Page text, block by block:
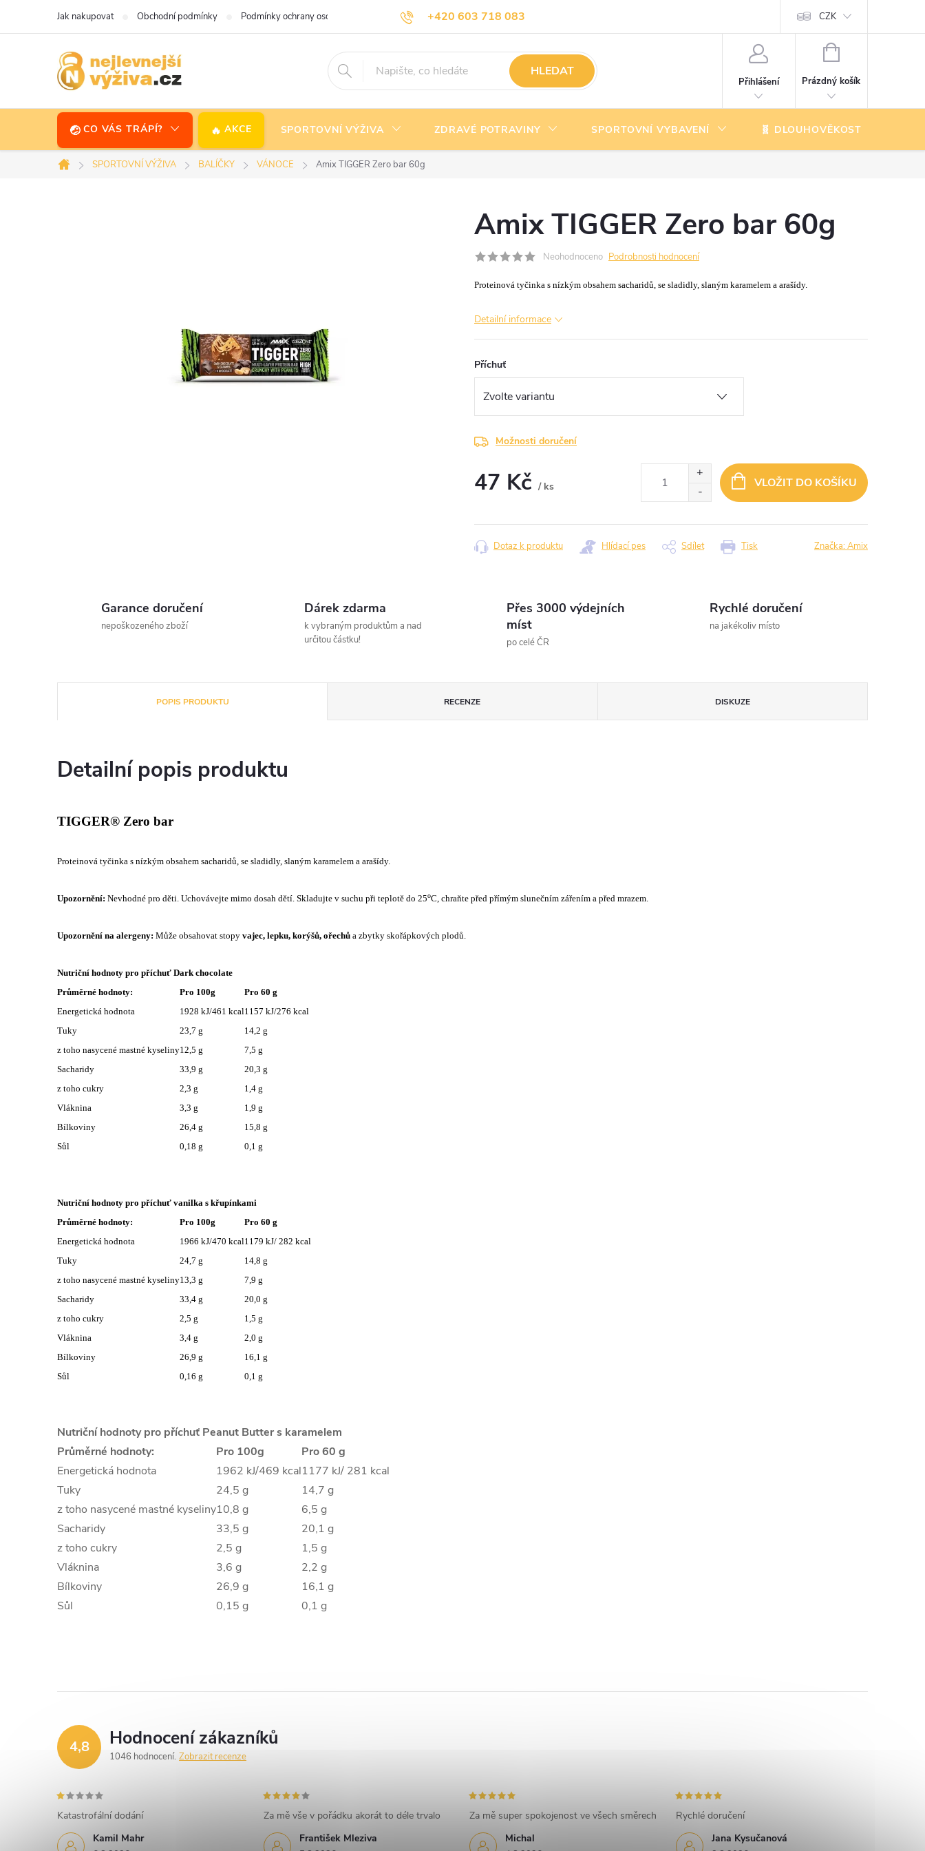
+420 603 718 083
info@nejlevnejsivyziva.cz
Jak nakupovat Obchodní podmínky Podmínky ochrany osobních údajů Doprava a platba Kontakty CZK
HLEDAT
Přihlášení
NÁKUPNÍ
Prázdný košík
CO VÁS TRÁPÍ? AKCE SPORTOVNÍ VÝŽIVA ZDRAVÉ POTRAVINY SPORTOVNÍ VYBAVENÍ 🧬 DLOUHOVĚKOST
Domů
SPORTOVNÍ VÝŽIVA BALÍČKY VÁNOCE Amix TIGGER Zero bar 60g
Amix TIGGER Zero bar 60g
Neohodnoceno Podrobnosti hodnocení
Proteinová tyčinka s nízkým obsahem sacharidů, se sladidly, slaným karamelem a arašídy.
Detailní informace
Příchuť
Možnosti doručení
47 Kč / ks
VLOŽIT DO KOŠÍKU
Tisk
Dotaz k produktu Hlídací pes Sdílet Značka:Amix
Garance doručení
nepoškozeného zboží
Dárek zdarma
k vybraným produktům a nad
určitou částku!
Přes 3000 výdejních
míst
po celé ČR
Rychlé doručení
na jakékoliv místo
POPIS PRODUKTU RECENZE DISKUZE
Detailní popis produktu
TIGGER® Zero bar
Proteinová tyčinka s nízkým obsahem sacharidů, se sladidly, slaným karamelem a arašídy.
Upozornění: Nevhodné pro děti. Uchovávejte mimo dosah dětí. Skladujte v suchu při teplotě do 25oC, chraňte před přímým slunečním zářením a před mrazem.
Upozornění na alergeny: Může obsahovat stopy vajec, lepku, korýšů, ořechů a zbytky skořápkových plodů.
Nutriční hodnoty pro příchuť Dark chocolate
Průměrné hodnoty:
Pro 100g
Pro 60 g
Energetická hodnota
1928 kJ/461 kcal1157 kJ/276 kcal
Tuky
23,7 g
14,2 g
z toho nasycené mastné kyseliny12,5 g
7,5 g
Sacharidy
33,9 g
20,3 g
z toho cukry
2,3 g
1,4 g
Vláknina
3,3 g
1,9 g
Bílkoviny
26,4 g
15,8 g
Sůl
0,18 g 0,1 g
Nutriční hodnoty pro příchuť vanilka s křupínkami
Průměrné hodnoty:
Pro 100g
Pro 60 g
Energetická hodnota
1966 kJ/470 kcal1179 kJ/ 282 kcal
Tuky
24,7 g
14,8 g
z toho nasycené mastné kyseliny13,3 g
7,9 g
Sacharidy
33,4 g
20,0 g
z toho cukry
2,5 g
1,5 g
Vláknina
3,4 g
2,0 g
Bílkoviny
26,9 g
16,1 g
Sůl
0,16 g 0,1 g
Nutriční hodnoty pro příchuť Peanut Butter s karamelem
Průměrné hodnoty:
Pro 100g
Pro 60 g
Energetická hodnota
1962 kJ/469 kcal1177 kJ/ 281 kcal
Tuky
24,5 g
14,7 g
z toho nasycené mastné kyseliny10,8 g
6,5 g
Sacharidy
33,5 g
20,1 g
z toho cukry
2,5 g
1,5 g
Vláknina
3,6 g
2,2 g
Bílkoviny
26,9 g
16,1 g
Sůl
0,15 g 0,1 g
4,8 Hodnocení zákazníků
1046 hodnocení Zobrazit recenze
Kamil Mahr
Katastrofální dodání
František Mleziva
Za mě vše v pořádku akorát to déle trvalo
Michal
Za mě super spokojenost ve všech směrech
Jana Kysučanová
Rychlé doručení